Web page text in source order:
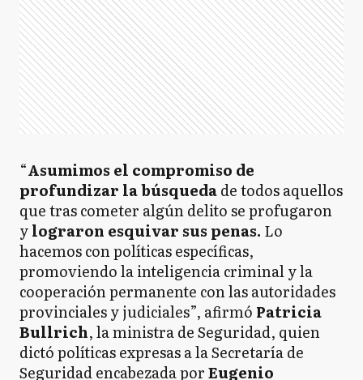
“Asumimos el compromiso de
profundizar la búsquedade todos aquellos
que tras cometer algún delito se profugaron
ylograron esquivar sus penas. Lo
hacemos con políticas específicas,
promoviendo la inteligencia criminal y la
cooperación permanente con las autoridades
provinciales y judiciales”, afirmó Patricia
Bullrich, la ministra de Seguridad, quien
dictó políticas expresas a la Secretaría de
Seguridad encabezada porEugenio